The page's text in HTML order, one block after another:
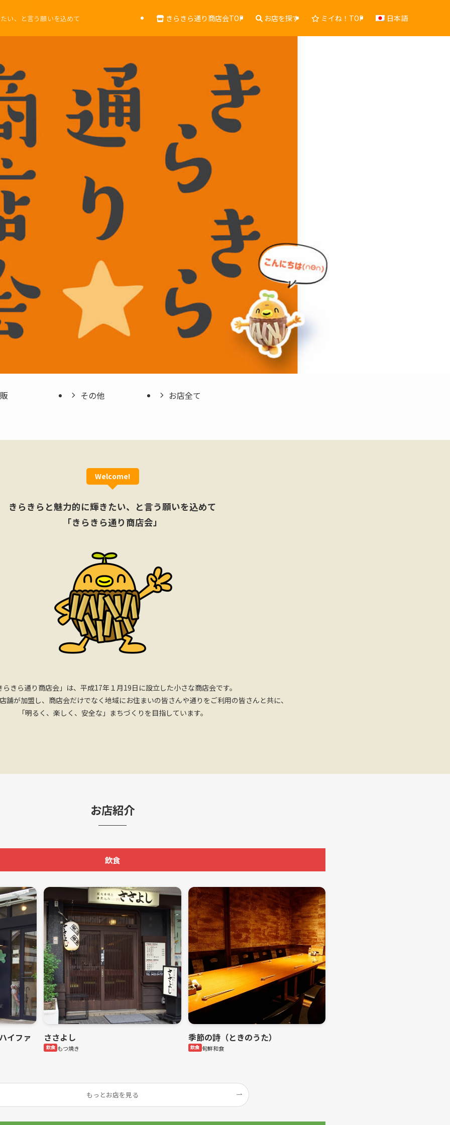
い、と言う願いを込めて きらきら通り商店会TOP お店を探す ミイね！TOP 日本語
その他 お店全て
Welcome!
きらきらと魅力的に輝きたい、 と言う願いを込めて
「きらきら通り商店会」
らきら通り商店会」は、 平成17年１月19日に設立した小さな商店会です。
舗が加盟し、 商店会だけでなく地域にお住まいの皆さんや通りをご利用の皆さんと共に、
「明るく、楽しく、安全な」 まちづくりを目指しています。
お店紹介
飲食
イファ ささよし
飲食 もつ焼き
季節の詩（ときのうた）
飲食 旬鮮和食
もっとお店を見る